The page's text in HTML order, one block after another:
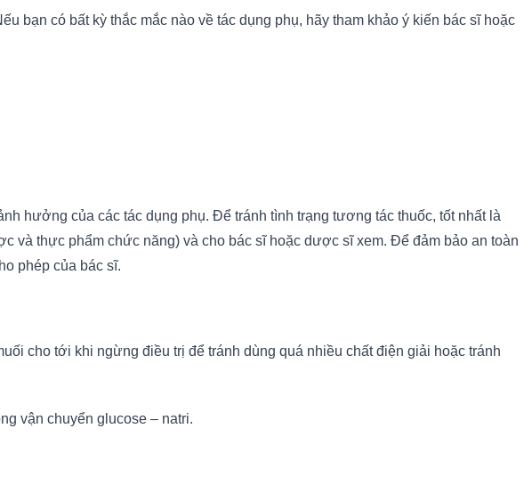
bạn có bất kỳ thắc mắc nào về tác dụng phụ, hãy tham khảo ý kiến bác sĩ hoặc
hưởng của các tác dụng phụ. Để tránh tình trạng tương tác thuốc, tốt nhất là
và thực phẩm chức năng) và cho bác sĩ hoặc dược sĩ xem. Để đảm bảo an toàn
phép của bác sĩ.
cho tới khi ngừng điều trị để tránh dùng quá nhiều chất điện giải hoặc tránh
vận chuyển glucose – natri.